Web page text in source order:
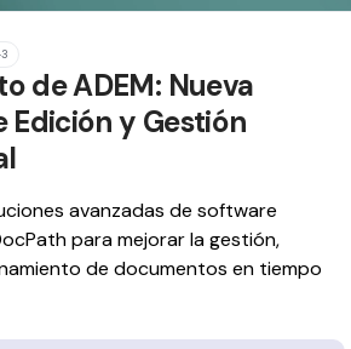
de ADEM: Nueva
Edición y Gestión
avanzadas de software
para mejorar la gestión,
de documentos en tiempo